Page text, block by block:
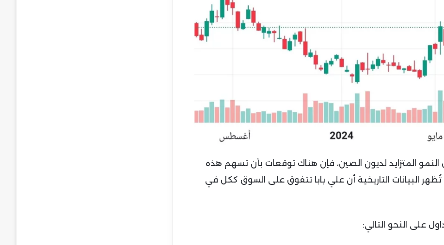
المتزايد لديون الصين، فإن هناك توقعات بأن تسهم هذه
البيانات التاريخية أن علي بابا تتفوق على السوق ككل في
على النحو التالي: